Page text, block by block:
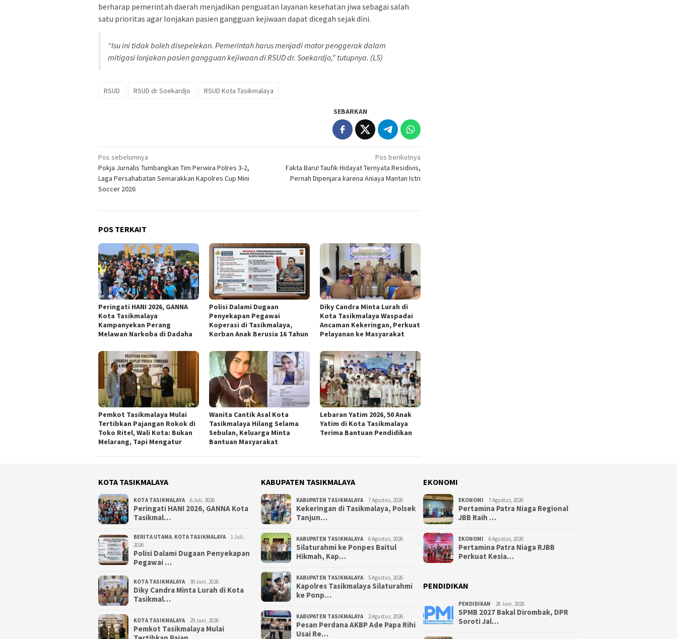
berharap pemerintah daerah menjadikan penguatan layanan kesehatan jiwa sebagai salah
satu prioritas agar lonjakan pasien gangguan kejiwaan dapat dicegah sejak dini.
“Isu ini tidak boleh disepelekan. Pemerintah harus menjadi motor penggerak dalam
mitigasi lonjakan pasien gangguan kejiwaan di RSUD dr. Soekardjo,” tutupnya. (LS)
RSUD RSUD dr Soekardjo RSUD Kota Tasikmalaya
SEBARKAN
Navigasi
pos
Pos sebelumnya
Pokja Jurnalis Tumbangkan Tim Perwira Polres 3-2,
Laga Persahabatan Semarakkan Kapolres Cup Mini
Soccer 2026
Pos berikutnya
Fakta Baru! Taufik Hidayat Ternyata Residivis,
Pernah Dipenjara karena Aniaya Mantan Istri
POS TERKAIT
Peringati HANI 2026, GANNA
Kota Tasikmalaya
Kampanyekan Perang
Melawan Narkoba di Dadaha
Polisi Dalami Dugaan
Penyekapan Pegawai
Koperasi di Tasikmalaya,
Korban Anak Berusia 16 Tahun
Diky Candra Minta Lurah di
Kota Tasikmalaya Waspadai
Ancaman Kekeringan, Perkuat
Pelayanan ke Masyarakat
Pemkot Tasikmalaya Mulai
Tertibkan Pajangan Rokok di
Toko Ritel, Wali Kota: Bukan
Melarang, Tapi Mengatur
Wanita Cantik Asal Kota
Tasikmalaya Hilang Selama
Sebulan, Keluarga Minta
Bantuan Masyarakat
Lebaran Yatim 2026, 50 Anak
Yatim di Kota Tasikmalaya
Terima Bantuan Pendidikan
KOTA TASIKMALAYA
KOTA TASIKMALAYA 6 Juli, 2026
Peringati HANI 2026, GANNA Kota
Tasikmal…
BERITA UTAMA KOTA TASIKMALAYA
1 Juli,
2026
Polisi Dalami Dugaan Penyekapan
Pegawai …
KOTA TASIKMALAYA 30 Juni, 2026
Diky Candra Minta Lurah di Kota
Tasikmal…
KOTA TASIKMALAYA 29 Juni, 2026
Pemkot Tasikmalaya Mulai
KABUPATEN TASIKMALAYA
KABUPATEN TASIKMALAYA 7 Agustus, 2026
Kekeringan di Tasikmalaya, Polsek
Tanjun…
KABUPATEN TASIKMALAYA 6 Agustus, 2026
Silaturahmi ke Ponpes Baitul
Hikmah, Kap…
KABUPATEN TASIKMALAYA 5 Agustus, 2026
Kapolres Tasikmalaya Silaturahmi
ke Ponp…
KABUPATEN TASIKMALAYA 2 Agustus, 2026
Pesan Perdana AKBP Ade Papa Rihi
Usai Re…
EKONOMI
EKONOMI 7 Agustus, 2026
Pertamina Patra Niaga Regional
JBB Raih …
EKONOMI 6 Agustus, 2026
Pertamina Patra Niaga RJBB
Perkuat Kesia…
PENDIDIKAN
PENDIDIKAN 28 Juni, 2026
SPMB 2027 Bakal Dirombak, DPR
Soroti Jal…